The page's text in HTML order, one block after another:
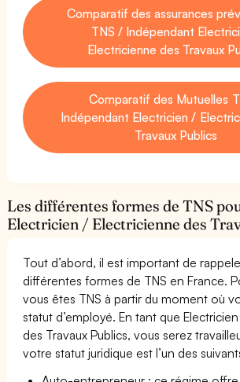
Comparatif des assurances
TNS / Indépendant
Electricienne des Travaux
Comparatif des Mutuelles
Indépendant Electricien /
Travaux Publics
Les différentes formes de TNS
Electricien / Electricienne des
Tout d’abord, il est important de
différentes formes de TNS en France.
vous êtes TNS à partir du moment où
statut d’employé. En tant que
des Travaux Publics, vous serez
votre statut juridique est l’un des